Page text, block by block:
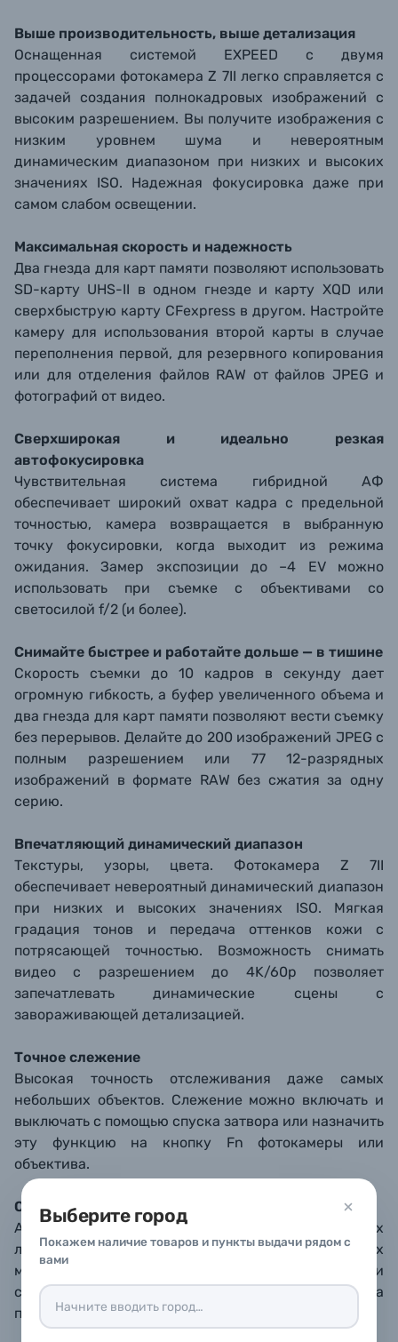
Выберите город
Покажем наличие товаров и пункты выдачи рядом с
вами
Выше производительность, выше детализация
Оснащенная системой EXPEED с двумя
процессорами фотокамера Z 7II легко справляется с
задачей создания полнокадровых изображений с
высоким разрешением. Вы получите изображения с
низким уровнем шума и невероятным
динамическим диапазоном при низких и высоких
значениях ISO. Надежная фокусировка даже при
самом слабом освещении.
Максимальная скорость и надежность
Два гнезда для карт памяти позволяют использовать
SD-карту UHS-II в одном гнезде и карту XQD или
сверхбыструю карту CFexpress в другом. Настройте
камеру для использования второй карты в случае
переполнения первой, для резервного копирования
или для отделения файлов RAW от файлов JPEG и
фотографий от видео.
Сверхширокая и идеально резкая
автофокусировка
Чувствительная система гибридной АФ
обеспечивает широкий охват кадра с предельной
точностью, камера возвращается в выбранную
точку фокусировки, когда выходит из режима
ожидания. Замер экспозиции до –4 EV можно
использовать при съемке с объективами со
светосилой f/2 (и более).
Снимайте быстрее и работайте дольше — в тишине
Скорость съемки до 10 кадров в секунду дает
огромную гибкость, а буфер увеличенного объема и
два гнезда для карт памяти позволяют вести съемку
без перерывов. Делайте до 200 изображений JPEG с
полным разрешением или 77 12-разрядных
изображений в формате RAW без сжатия за одну
серию.
Впечатляющий динамический диапазон
Текстуры, узоры, цвета. Фотокамера Z 7II
обеспечивает невероятный динамический диапазон
при низких и высоких значениях ISO. Мягкая
градация тонов и передача оттенков кожи с
потрясающей точностью. Возможность снимать
видео с разрешением до 4K/60p позволяет
запечатлевать динамические сцены с
завораживающей детализацией.
Точное слежение
Высокая точность отслеживания даже самых
небольших объектов. Слежение можно включать и
выключать с помощью спуска затвора или назначить
эту функцию на кнопку Fn фотокамеры или
объектива.
Съемка людей и животных
АФ с обнаружением глаз фокусируется на глазах
людей. Благодаря АФ с обнаружением животных
можно делать эффектные фотографии кошек и
собак. Надежная фокусировка на глазах объекта
при съемке фото и видео.